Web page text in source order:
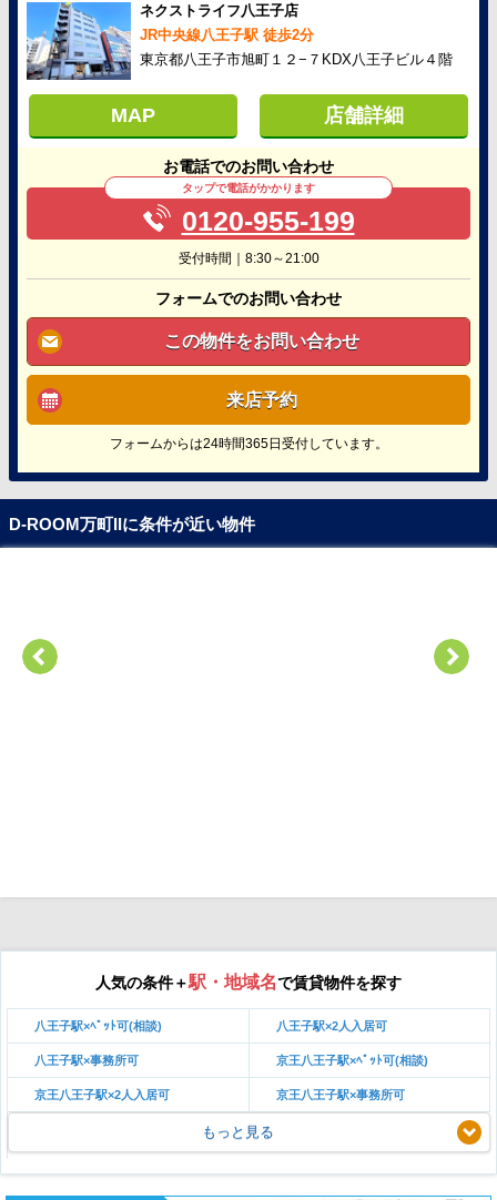
ネクストライフ八王子店
JR中央線八王子駅 徒歩2分
東京都八王子市旭町１２−７KDX八王子ビル４階
MAP 店舗詳細
お電話でのお問い合わせ
タップで電話がかかります
0120-955-199
受付時間｜8:30～21:00
フォームでのお問い合わせ
この物件をお問い合わせ
来店予約
フォームからは24時間365日受付しています。
D-ROOM万町IIに条件が近い物件
人気の条件＋駅・地域名で賃貸物件を探す
八王子駅×ﾍﾟｯﾄ可(相談) 八王子駅×2人入居可
八王子駅×事務所可 京王八王子駅×ﾍﾟｯﾄ可(相談)
京王八王子駅×2人入居可 京王八王子駅×事務所可
もっと見る